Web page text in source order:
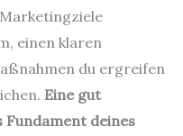
einen klaren
du ergreifen
Eine gut
deines